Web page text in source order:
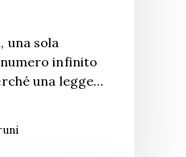
una sola
infinito
una legge…